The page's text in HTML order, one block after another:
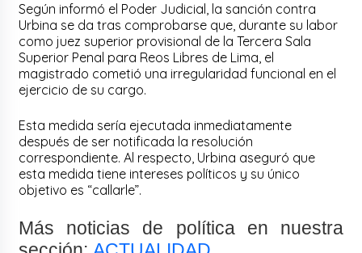
Según informó el Poder Judicial, la sanción contra
Urbina se da tras comprobarse que, durante su labor
como juez superior provisional de la Tercera Sala
Superior Penal para Reos Libres de Lima, el
magistrado cometió una irregularidad funcional en el
ejercicio de su cargo.
Esta medida sería ejecutada inmediatamente
después de ser notificada la resolución
correspondiente. Al respecto, Urbina aseguró que
esta medida tiene intereses políticos y su único
objetivo es “callarle”.
Más noticias de política en nuestra